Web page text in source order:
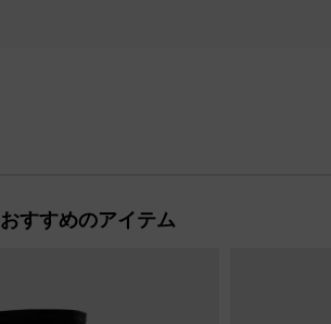
おすすめのアイテム